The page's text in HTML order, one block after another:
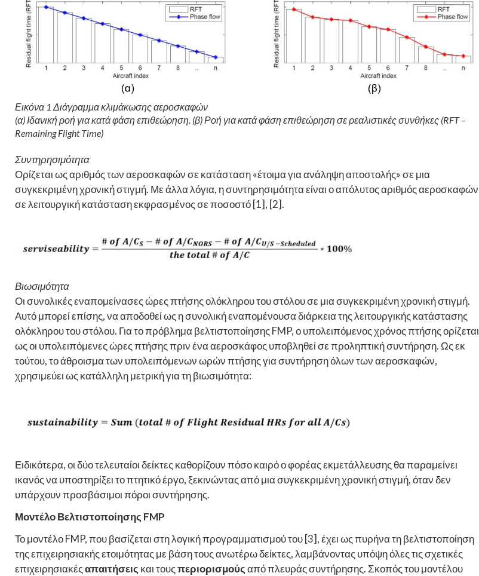
Εικόνα 1 Διάγραμμα κλιμάκωσης αεροσκαφών
(α) Ιδανική ροή για κατά φάση επιθεώρηση. (β) Ροή για κατά φάση επιθεώρηση σε ρεαλιστικές συνθήκες (RFT –
Remaining Flight Time)
Συντηρησιμότητα
Ορίζεται ως αριθμός των αεροσκαφών σε κατάσταση «έτοιμα για ανάληψη αποστολής» σε μια
συγκεκριμένη χρονική στιγμή. Με άλλα λόγια, η συντηρησιμότητα είναι ο απόλυτος αριθμός αεροσκαφών
σε λειτουργική κατάσταση εκφρασμένος σε ποσοστό [1], [2].
Βιωσιμότητα
Οι συνολικές εναπομείνασες ώρες πτήσης ολόκληρου του στόλου σε μια συγκεκριμένη χρονική στιγμή.
Αυτό μπορεί επίσης, να αποδοθεί ως η συνολική εναπομένουσα διάρκεια της λειτουργικής κατάστασης
ολόκληρου του στόλου. Για το πρόβλημα βελτιστοποίησης FMP, ο υπολειπόμενος χρόνος πτήσης ορίζεται
ως οι υπολειπόμενες ώρες πτήσης πριν ένα αεροσκάφος υποβληθεί σε προληπτική συντήρηση. Ως εκ
τούτου, το άθροισμα των υπολειπόμενων ωρών πτήσης για συντήρηση όλων των αεροσκαφών,
χρησιμεύει ως κατάλληλη μετρική για τη βιωσιμότητα:
Ειδικότερα, οι δύο τελευταίοι δείκτες καθορίζουν πόσο καιρό ο φορέας εκμετάλλευσης θα παραμείνει
ικανός να υποστηρίξει το πτητικό έργο, ξεκινώντας από μια συγκεκριμένη χρονική στιγμή, όταν δεν
υπάρχουν προσβάσιμοι πόροι συντήρησης.
Μοντέλο Βελτιστοποίησης FMP
Το μοντέλο FMP, που βασίζεται στη λογική προγραμματισμού του [3], έχει ως πυρήνα τη βελτιστοποίηση
της επιχειρησιακής ετοιμότητας με βάση τους ανωτέρω δείκτες, λαμβάνοντας υπόψη όλες τις σχετικές
επιχειρησιακέςαπαιτήσεις και τουςπεριορισμούςαπό πλευράς συντήρησης. Σκοπός του μοντέλου